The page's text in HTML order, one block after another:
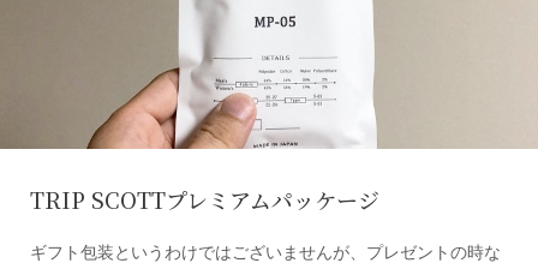
TRIP SCOTTプレミアムパッケージ
ギフト包装というわけではございませんが、プレゼントの時な